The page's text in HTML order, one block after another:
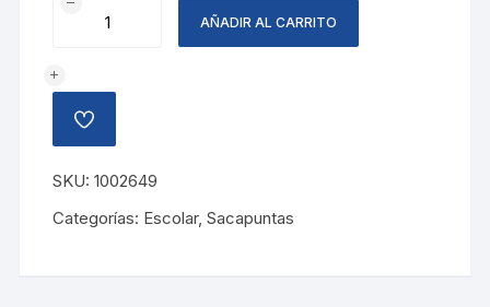
SACAPUNTAS
SURTIDOS
cantidad
AÑADIR AL CARRITO
AÑADIR
A
LISTA
DE
DESEOS
SKU:1002649
Categorías: Escolar,Sacapuntas